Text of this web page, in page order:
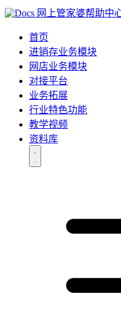
网上管家婆帮助中
首页
进销存业务模块
网店业务模块
对接平台
业务拓展
行业特色功能
教学视频
资料库